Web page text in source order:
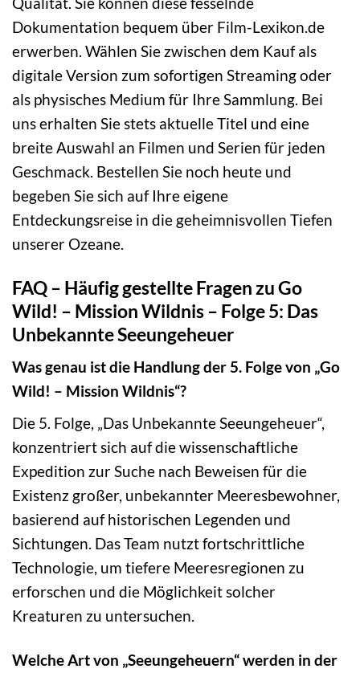
Dokumentation bequem über Film-Lexikon.de
erwerben. Wählen Sie zwischen dem Kauf als
digitale Version zum sofortigen Streaming oder
als physisches Medium für Ihre Sammlung. Bei
uns erhalten Sie stets aktuelle Titel und eine
breite Auswahl an Filmen und Serien für jeden
Geschmack. Bestellen Sie noch heute und
begeben Sie sich auf Ihre eigene
Entdeckungsreise in die geheimnisvollen Tiefen
unserer Ozeane.
FAQ – Häufig gestellte Fragen zu Go
Wild! – Mission Wildnis – Folge 5: Das
Unbekannte Seeungeheuer
Was genau ist die Handlung der 5. Folge von „Go
Wild! – Mission Wildnis“?
Die 5. Folge, „Das Unbekannte Seeungeheuer“,
konzentriert sich auf die wissenschaftliche
Expedition zur Suche nach Beweisen für die
Existenz großer, unbekannter Meeresbewohner,
basierend auf historischen Legenden und
Sichtungen. Das Team nutzt fortschrittliche
Technologie, um tiefere Meeresregionen zu
erforschen und die Möglichkeit solcher
Kreaturen zu untersuchen.
Welche Art von „Seeungeheuern“ werden in der